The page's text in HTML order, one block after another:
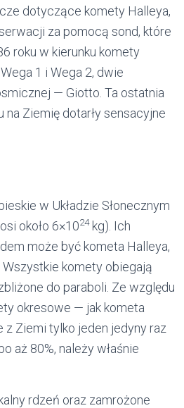
dotyczące komety Halleya,
za pomocą sond, które
roku w kierunku komety
1 i Wega 2, dwie
— Giotto. Ta ostatnia
na Ziemię dotarły sensacyjne
w Układzie Słonecznym
około 6×1024kg). Ich
może być kometa Halleya,
. Wszystkie komety obiegają
do paraboli. Ze względu
okresowe — jak kometa
Ziemi tylko jeden jedyny raz
aż 80%, należy właśnie
rdzeń oraz zamrożone